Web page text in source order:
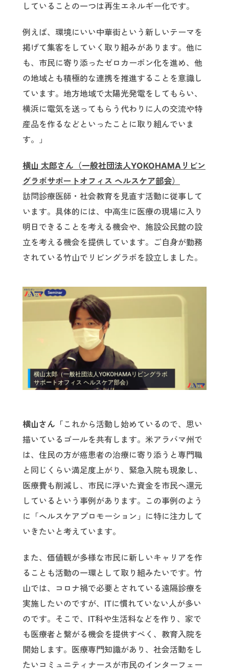
していることの一つは再生エネルギー化です。
例えば、環境にいい中華街という新しいテーマを
掲げて集客をしていく取り組みがあります。他に
も、市民に寄り添ったゼロカーボン化を進め、他
の地域とも積極的な連携を推進することを意識し
ています。地方地域で太陽光発電をしてもらい、
横浜に電気を送ってもらう代わりに人の交流や特
産品を作るなどといったことに取り組んでいま
す。」
横山 太郎さん（一般社団法人YOKOHAMAリビン
グラボサポートオフィス ヘルスケア部会）
訪問診療医師・社会教育を見直す活動に従事して
います。具体的には、中高生に医療の現場に入り
明日できることを考える機会や、施設公民館の設
立を考える機会を提供しています。ご自身が勤務
されている竹山でリビングラボを設立しました。
横山さん「 これから活動し始めているので、思い
描いているゴールを共有します。米アラバマ州で
は、住民の方が癌患者の治療に寄り添うと専門職
と同じくらい満足度上がり、緊急入院も現象し、
医療費も削減し、市民に浮いた資金を市民へ還元
しているという事例があります。この事例のよう
に「ヘルスケアプロモーション」に特に注力して
いきたいと考えています。
また、価値観が多様な市民に新しいキャリアを作
ることも活動の一環として取り組みたいです。竹
山では、コロナ禍で必要とされている遠隔診療を
実施したいのですが、ITに慣れていない人が多い
のです。そこで、IT科や生活科などを作り、家で
も医療者と繋がる機会を提供すべく、教育入院を
開始します。医療専門知識があり、社会活動をし
たいコミュニティナースが市民のインターフェー